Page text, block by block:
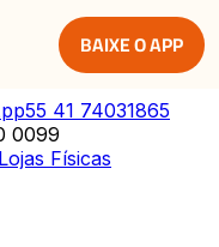
BAIXE O APP
55 41 74031865
0099
Lojas Físicas